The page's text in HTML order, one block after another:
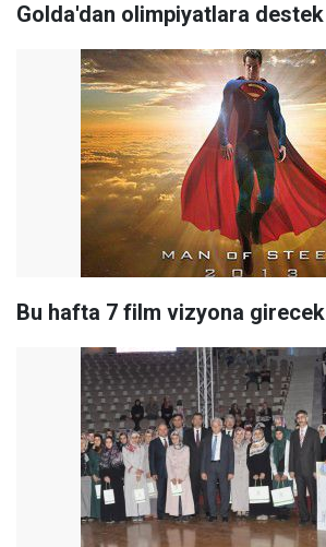
Golda'dan olimpiyatlara destek
Bu hafta 7 film vizyona girecek